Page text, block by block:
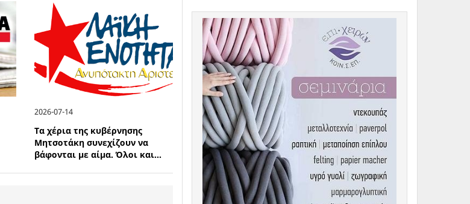
2026-07-14
Τα χέρια της κυβέρνησης
Μητσοτάκη συνεχίζουν να
βάφονται με αίμα. Όλοι και...